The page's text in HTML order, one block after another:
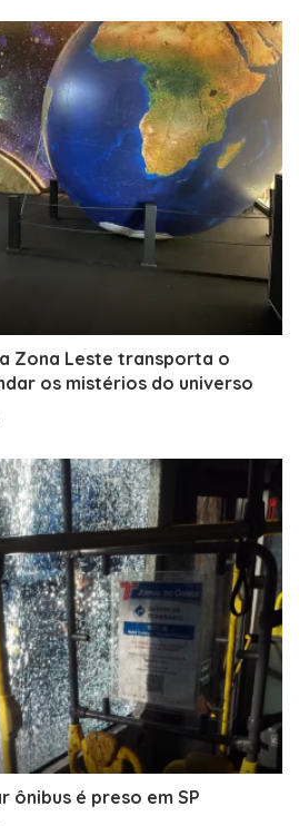
Zona Leste transporta o
os mistérios do universo
ônibus é preso em SP